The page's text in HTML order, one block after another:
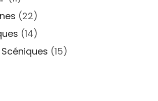
(22)
(14)
(15)